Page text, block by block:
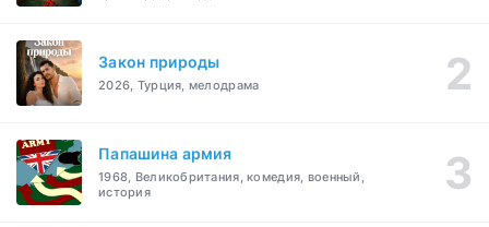
Закон природы
2026, Турция, мелодрама
Папашина армия
1968, Великобритания, комедия, военный,
история